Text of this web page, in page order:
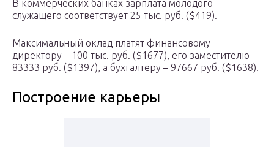
В коммерческих банках зарплата молодого
служащего соответствует 25 тыс. руб. ($419).
Максимальный оклад платят финансовому
директору – 100 тыс. руб. ($1677), его заместителю –
83333 руб. ($1397), а бухгалтеру – 97667 руб. ($1638).
Построение карьеры